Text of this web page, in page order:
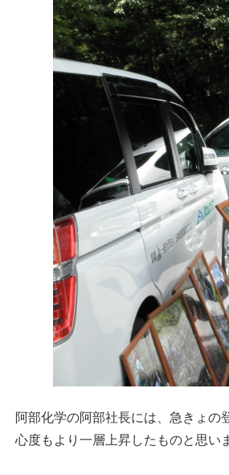
阿部化学の阿部社長には、急きょの
心度もより一層上昇したものと思い